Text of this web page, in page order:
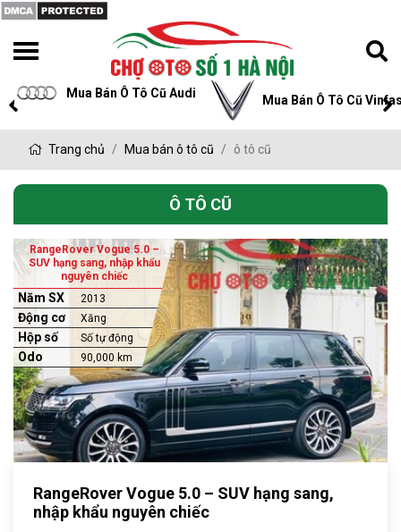
Mua Bán Ô Tô Cũ Audi Mua Bán Ô Tô Cũ
Trang chủ Mua bán ô tô cũ ô tô cũ
Ô TÔ CŨ
RangeRover Vogue 5.0 –
SUV hạng sang, nhập khẩu
nguyên chiếc
Năm SX 2013
Động cơ Xăng
Hộp số Số tự động
Odo 90,000 km
RangeRover Vogue 5.0 – SUV hạng sang,
nhập khẩu nguyên chiếc